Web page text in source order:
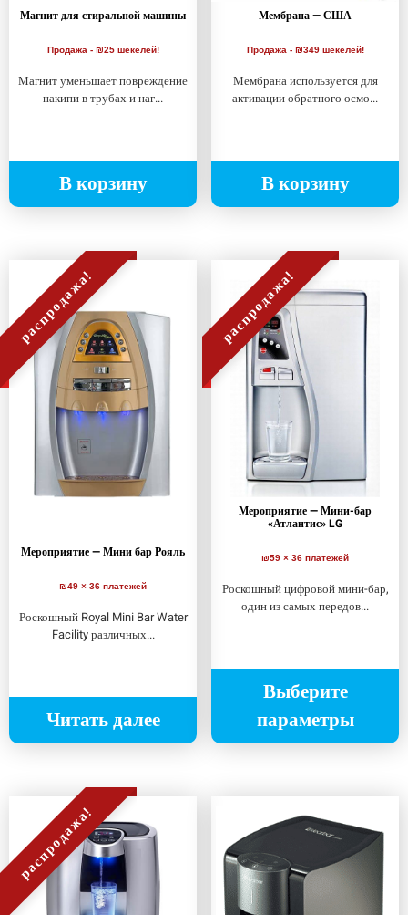
Магнит для стиральной машины
Продажа - ₪25 шекелей!
Магнит уменьшает повреждение
накипи в трубах и наг...
В корзину
Мембрана — США
Продажа - ₪349 шекелей!
Мембрана используется для
активации обратного осмо...
В корзину
распродажа!
Мероприятие — Мини бар Рояль
₪49 × 36 платежей
Роскошный Royal Mini Bar Water
Facility различных...
Читать далее
распродажа!
Мероприятие — Мини-бар
«Атлантис» LG
₪59 × 36 платежей
Роскошный цифровой мини-бар,
один из самых передов...
Выберите
параметры
распродажа!